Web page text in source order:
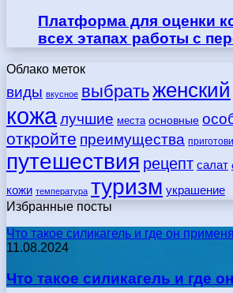
Платформа для оценки
всех этапах работы с
Облако меток
виды вкусное выбратьженский
кожалучшие места основные
откройте преимущества
путешествия рецепт салат
кожи температура туризм украшение
Избранные посты
Что такое силикагель и где он
11.08.2024
Что такое силикагель и где